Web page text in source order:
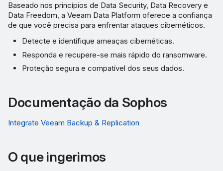
Baseado nos princípios de Data Security, Data Recovery e
Data Freedom, a Veeam Data Platform oferece a confiança
de que você precisa para enfrentar ataques cibernéticos.
Detecte e identifique ameaças cibernéticas.
Responda e recupere-se mais rápido do ransomware.
Proteção segura e compatível dos seus dados.
Documentação da Sophos
Integrate Veeam Backup & Replication
O que ingerimos